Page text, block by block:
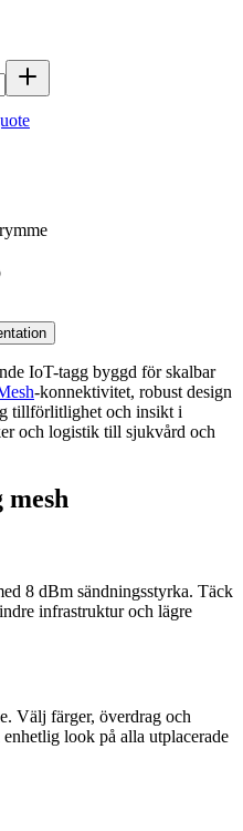
IoT-tagg byggd för skalbar
-konnektivitet, robust design
tillförlitlighet och insikt i
och logistik till sjukvård och
mesh
8 dBm sändningsstyrka. Täck
infrastruktur och lägre
Välj färger, överdrag och
look på alla utplacerade